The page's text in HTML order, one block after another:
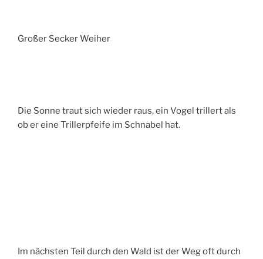
Großer Secker Weiher
Die Sonne traut sich wieder raus, ein Vogel trillert als
ob er eine Trillerpfeife im Schnabel hat.
Im nächsten Teil durch den Wald ist der Weg oft durch